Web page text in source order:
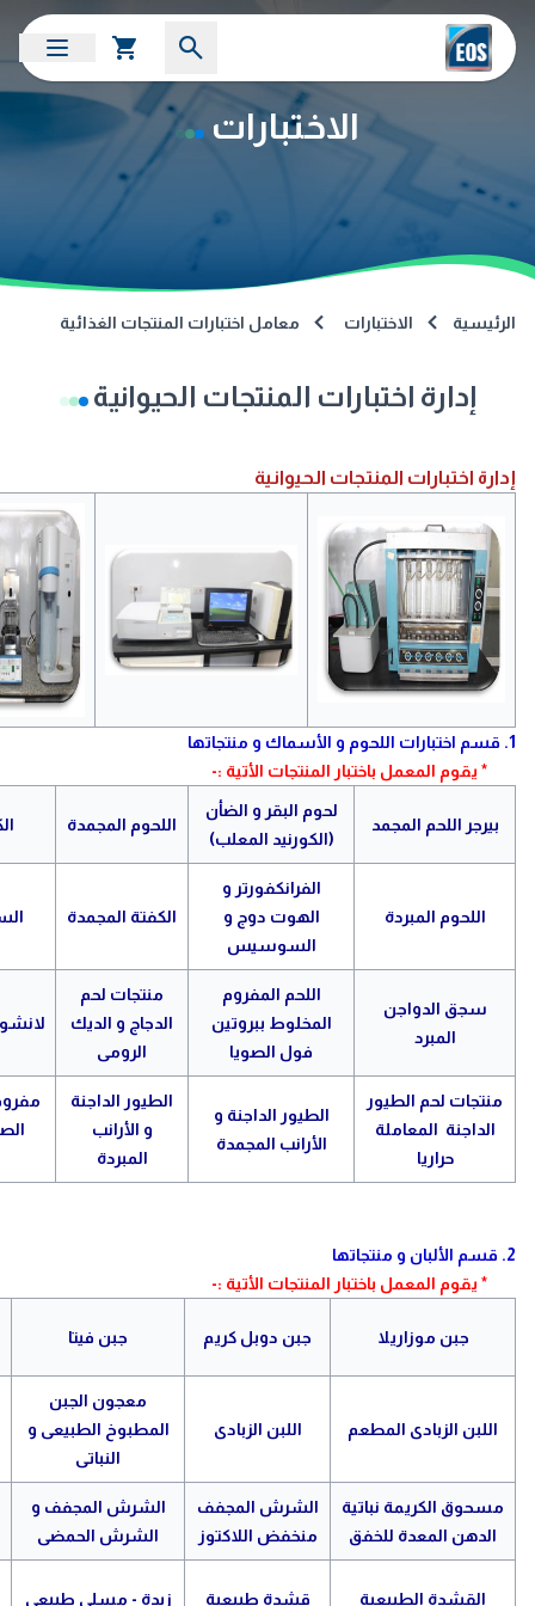
الاختبارات
الرئيسية الاختبارات معامل اختبارات المنتجات الغذائية
إدارة اختبارات المنتجات الحيوانية
إدارة اختبارات المنتجات الحيوانية
1. قسم اختبارات اللحوم و الأسماك و منتجاتها
* يقوم المعمل باختبار المنتجات الأتية :-
بيرجر اللحم المجمد
لحوم البقر و الضأن
(الكورنيد المعلب)
اللحوم المجمدة
اللحوم المبردة
الفرانكفورتر و
الهوت دوج و
السوسيس
الكفتة المجمدة
سجق الدواجن
المبرد
اللحم المفروم
المخلوط ببروتين
فول الصويا
منتجات لحم
الدجاج و الديك
الرومى
منتجات لحم الطيور
الداجنة المعاملة
حراريا
الطيور الداجنة و
الأرانب المجمدة
الطيور الداجنة
و الأرانب
المبردة
2. قسم الألبان و منتجاتها
* يقوم المعمل باختبار المنتجات الأتية :-
جبن موزاريلا جبن دوبل كريم جبن فيتا
اللبن الزبادى المطعم اللبن الزبادى
معجون الجبن
المطبوخ الطبيعى و
النباتى
مسحوق الكريمة نباتية
الدهن المعدة للخفق
الشرش المجفف
منخفض اللاكتوز
الشرش المجفف و
الشرش الحمضى
القشدة الطبيعية
قشدة طبيعية
زبدة - مسلى طبيعى